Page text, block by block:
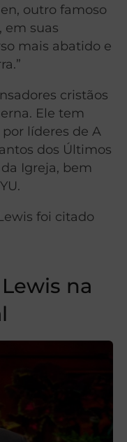
outro famoso
em suas
mais abatido e
cristãos
Ele tem
líderes de A
dos Últimos
Igreja, bem
foi citado
na